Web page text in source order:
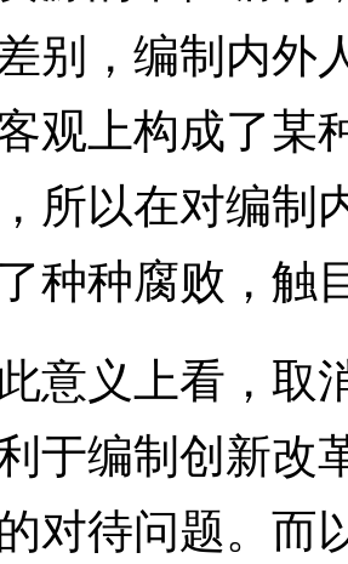
别，编制内外
观上构成了某
所以在对编制
种种腐败，触
义上看，取
于编制创新改
对待问题。而